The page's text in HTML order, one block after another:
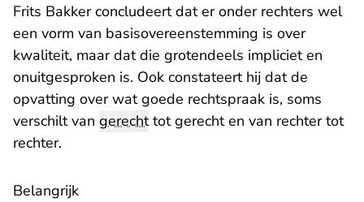
Frits Bakker concludeert dat er onder rechters wel
een vorm van basisovereenstemming is over
kwaliteit, maar dat die grotendeels impliciet en
onuitgesproken is. Ook constateert hij dat de
opvatting over wat goede rechtspraak is, soms
verschilt van gerechttot gerecht en van rechter tot
rechter.
Belangrijk